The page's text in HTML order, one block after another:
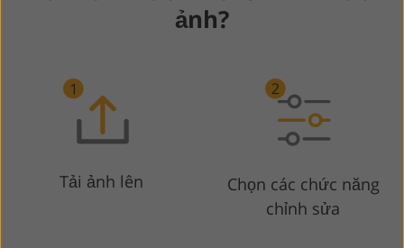
ảnh?
Tải ảnh lên
Chọn các chức năng
chỉnh sửa